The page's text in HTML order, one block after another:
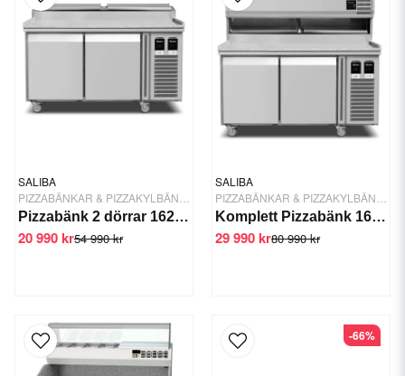
SALIBA
Pizzabänk 2 dörrar 162 cm -2/+6 C
54 990 kr
20 990 kr
SALIBA
Komplett Pizzabänk 162cm 2 dörrar 2x Kylrännor - Saliba
80 990 kr
29 990 kr
-66%